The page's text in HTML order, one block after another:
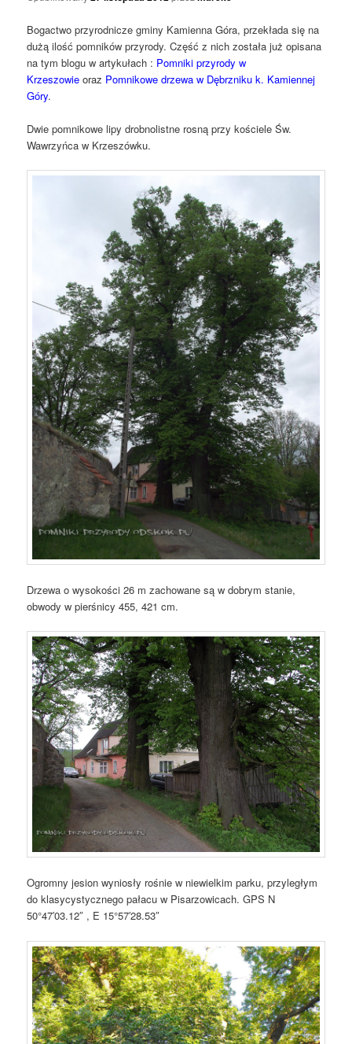
Bogactwo przyrodnicze gminy Kamienna Góra, przekłada się na
dużą ilość pomników przyrody. Część z nich została już opisana
na tym blogu w artykułach : Pomniki przyrody w
Krzeszowie oraz Pomnikowe drzewa w Dębrzniku k. Kamiennej
Góry.
Dwie pomnikowe lipy drobnolistne rosną przy kościele Św.
Wawrzyńca w Krzeszówku.
Drzewa o wysokości 26 m zachowane są w dobrym stanie,
obwody w pierśnicy 455, 421 cm.
Ogromny jesion wyniosły rośnie w niewielkim parku, przyległym
do klasycystycznego pałacu w Pisarzowicach. GPS N
50°47′03.12″ , E 15°57′28.53″